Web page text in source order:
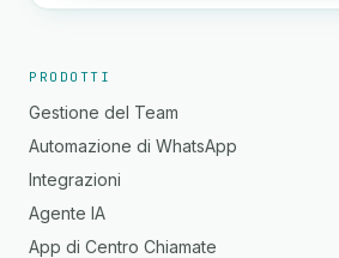
PRODOTTI
Gestione del Team
Automazione di WhatsApp
Integrazioni
Agente IA
App di Centro Chiamate